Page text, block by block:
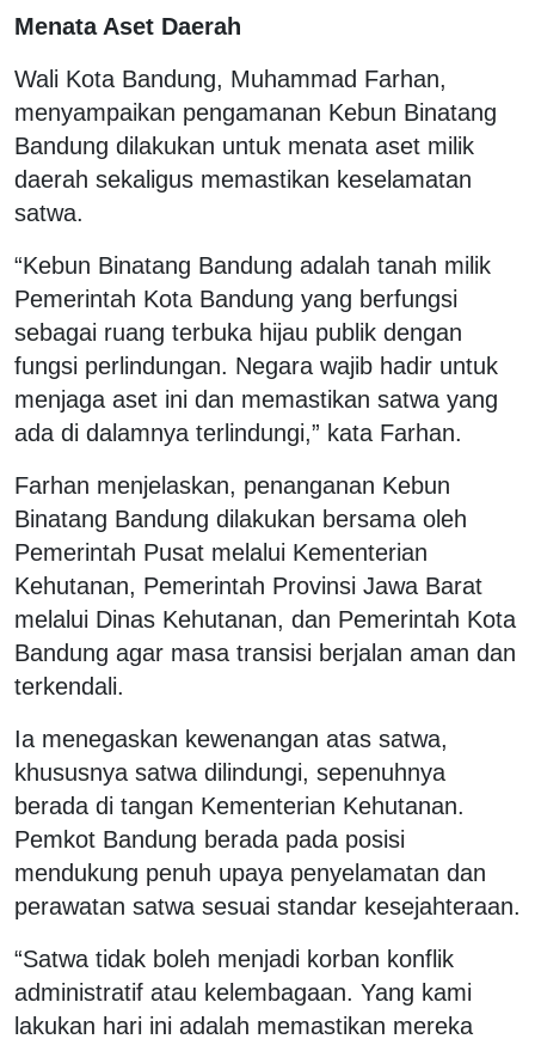
Menata Aset Daerah
Wali Kota Bandung, Muhammad Farhan,
menyampaikan pengamanan Kebun Binatang
Bandung dilakukan untuk menata aset milik
daerah sekaligus memastikan keselamatan
satwa.
“Kebun Binatang Bandung adalah tanah milik
Pemerintah Kota Bandung yang berfungsi
sebagai ruang terbuka hijau publik dengan
fungsi perlindungan. Negara wajib hadir untuk
menjaga aset ini dan memastikan satwa yang
ada di dalamnya terlindungi,” kata Farhan.
Farhan menjelaskan, penanganan Kebun
Binatang Bandung dilakukan bersama oleh
Pemerintah Pusat melalui Kementerian
Kehutanan, Pemerintah Provinsi Jawa Barat
melalui Dinas Kehutanan, dan Pemerintah Kota
Bandung agar masa transisi berjalan aman dan
terkendali.
Ia menegaskan kewenangan atas satwa,
khususnya satwa dilindungi, sepenuhnya
berada di tangan Kementerian Kehutanan.
Pemkot Bandung berada pada posisi
mendukung penuh upaya penyelamatan dan
perawatan satwa sesuai standar kesejahteraan.
“Satwa tidak boleh menjadi korban konflik
administratif atau kelembagaan. Yang kami
lakukan hari ini adalah memastikan mereka